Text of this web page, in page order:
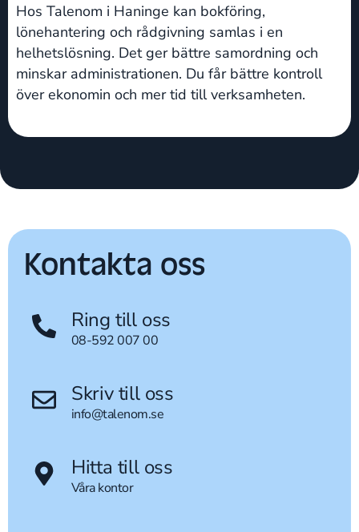
Hos Talenom i Haninge kan bokföring,
lönehantering och rådgivning samlas i en
helhetslösning. Det ger bättre samordning och
minskar administrationen. Du får bättre kontroll
över ekonomin och mer tid till verksamheten.
Kontakta oss
Ring till oss
08-592 007 00
Skriv till oss
info@talenom.se
Hitta till oss
Våra kontor